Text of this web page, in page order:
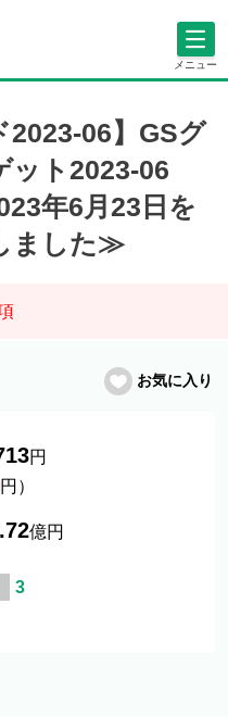
メニュー
2023-06】GSグ
ット2023-06
年6月23日を
ました≫
お気に入り
円
円）
億円
3